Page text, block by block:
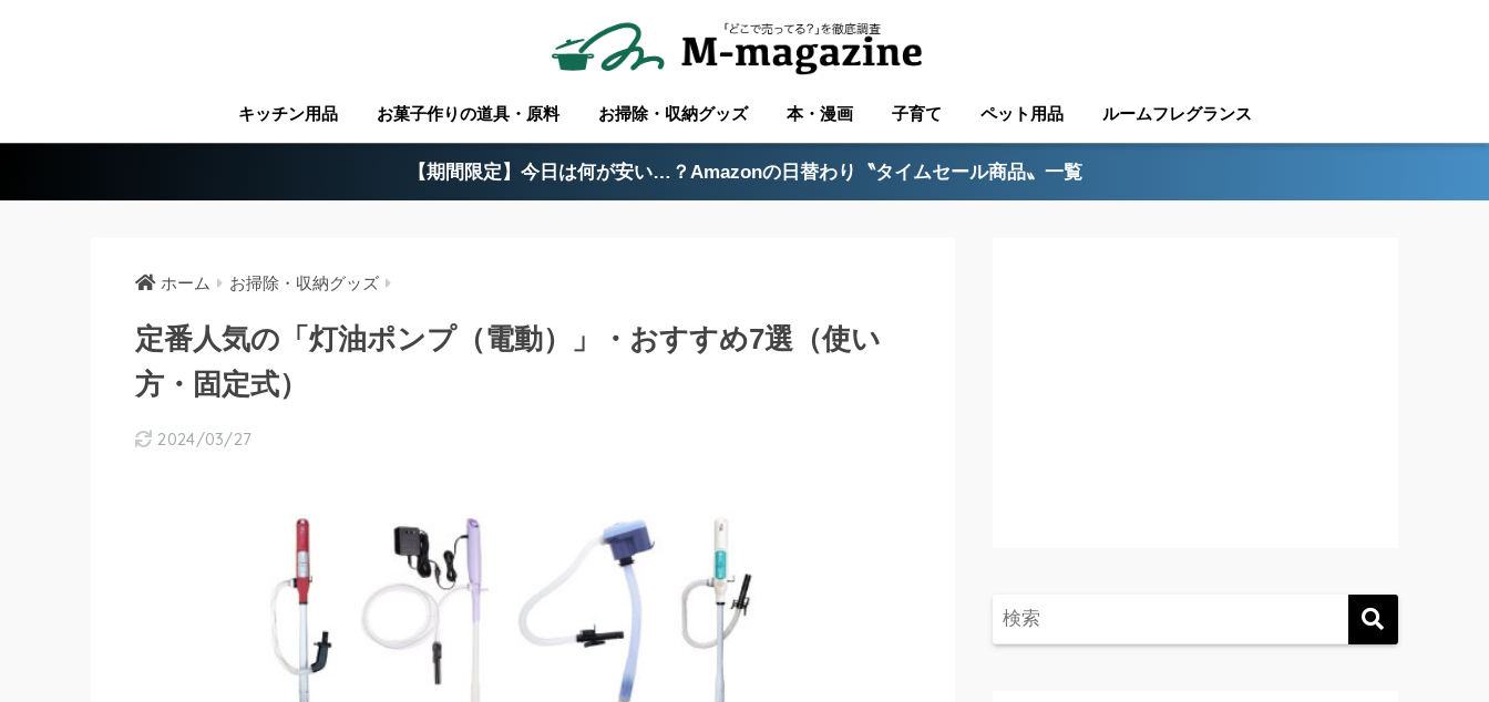
キッチン用品 お菓子作りの道具・原料 お掃除・収納グッズ 本・漫画 子育て ペット用品 ルームフレグランス
【期間限定】今日は何が安い…？Amazonの日替わり〝タイムセール商品〟一覧
ホーム お掃除・収納グッズ
定番人気の「灯油ポンプ（電動）」・おすすめ7選（使い
方・固定式）
2024/03/27